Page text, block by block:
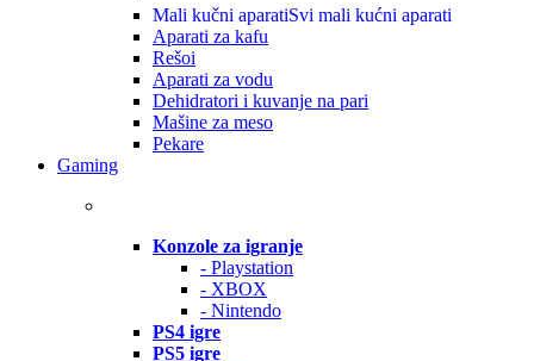
Mali kučni aparatiSvi mali kućni aparati
Aparati za kafu
Rešoi
Aparati za vodu
Dehidratori i kuvanje na pari
Mašine za meso
Pekare
Gaming
Konzole za igranje
- Playstation
- XBOX
- Nintendo
PS4 igre
PS5 igre